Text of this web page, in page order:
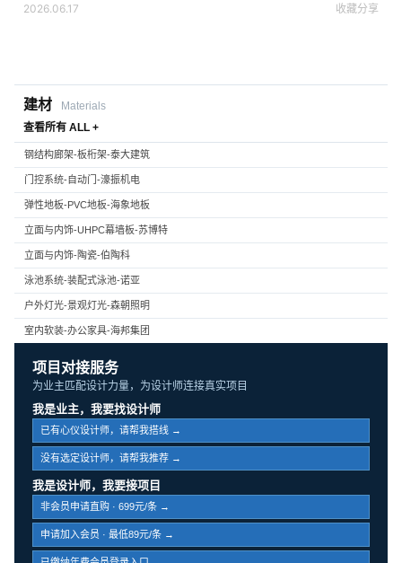
2026.06.17 收藏分享
建材
Materials
查看所有 ALL +
钢结构廊架-板桁架-泰大建筑
门控系统-自动门-濠振机电
弹性地板-PVC地板-海象地板
立面与内饰-UHPC幕墙板-苏博特
立面与内饰-陶瓷-伯陶科
泳池系统-装配式泳池-诺亚
户外灯光-景观灯光-森朝照明
室内软装-办公家具-海邦集团
项目对接服务
为业主匹配设计力量，为设计师连接真实项目
我是业主，我要找设计师
已有心仪设计师，请帮我搭线 →
没有选定设计师，请帮我推荐 →
我是设计师，我要接项目
非会员申请直购 · 699元/条 →
申请加入会员 · 最低89元/条 →